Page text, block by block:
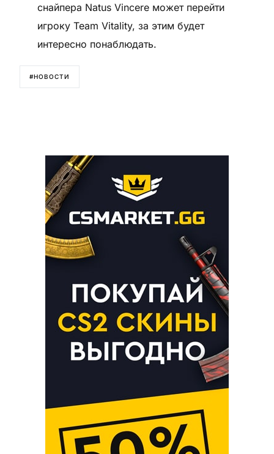
снайпера Natus Vincere может перейти
игроку Team Vitality, за этим будет
интересно понаблюдать.
#НОВОСТИ